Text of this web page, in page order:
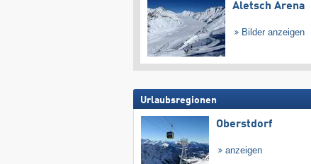
Aletsch Arena
Bilder anzeigen
Urlaubsregionen
Oberstdorf
anzeigen